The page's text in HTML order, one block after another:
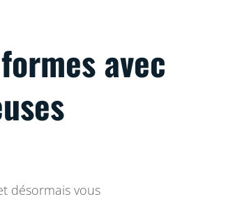
avec
désormais vous